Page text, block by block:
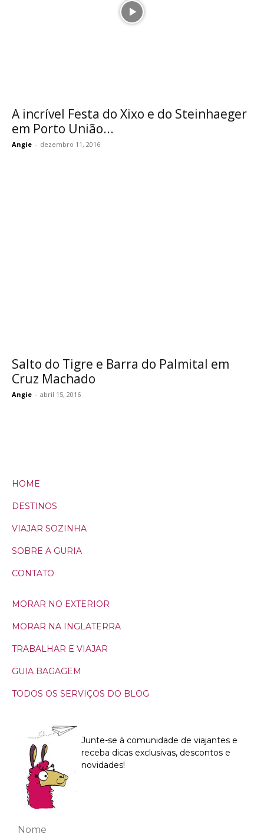
A incrível Festa do Xixo e do Steinhaeger
em Porto União...
Angie - dezembro 11, 2016
Salto do Tigre e Barra do Palmital em
Cruz Machado
Angie - abril 15, 2016
HOME
DESTINOS
VIAJAR SOZINHA
SOBRE A GURIA
CONTATO
MORAR NO EXTERIOR
MORAR NA INGLATERRA
TRABALHAR E VIAJAR
GUIA BAGAGEM
TODOS OS SERVIÇOS DO BLOG
Junte-se à comunidade de viajantes e
receba dicas exclusivas, descontos e
novidades!